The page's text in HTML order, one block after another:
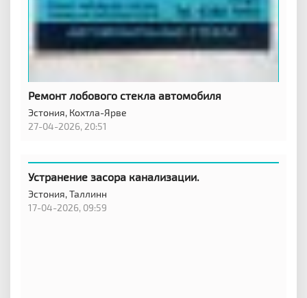
Ремонт лобового стекла автомобиля
Эстония, Кохтла-Ярве
27-04-2026, 20:51
Устранение засора канализации.
Эстония,Таллинн
17-04-2026, 09:59